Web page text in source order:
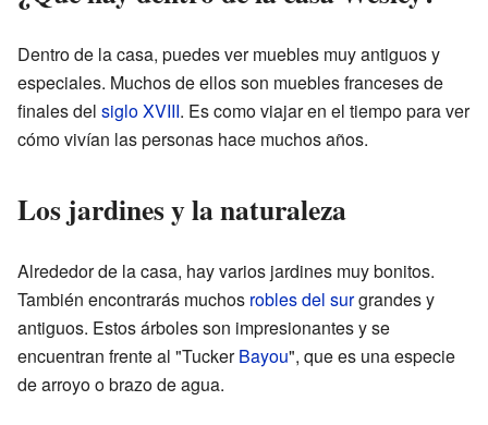
Dentro de la casa, puedes ver muebles muy antiguos y
especiales. Muchos de ellos son muebles franceses de
finales del siglo XVIII. Es como viajar en el tiempo para ver
cómo vivían las personas hace muchos años.
Los jardines y la naturaleza
Alrededor de la casa, hay varios jardines muy bonitos.
También encontrarás muchos robles del surgrandes y
antiguos. Estos árboles son impresionantes y se
encuentran frente al "TuckerBayou", que es una especie
de arroyo o brazo de agua.